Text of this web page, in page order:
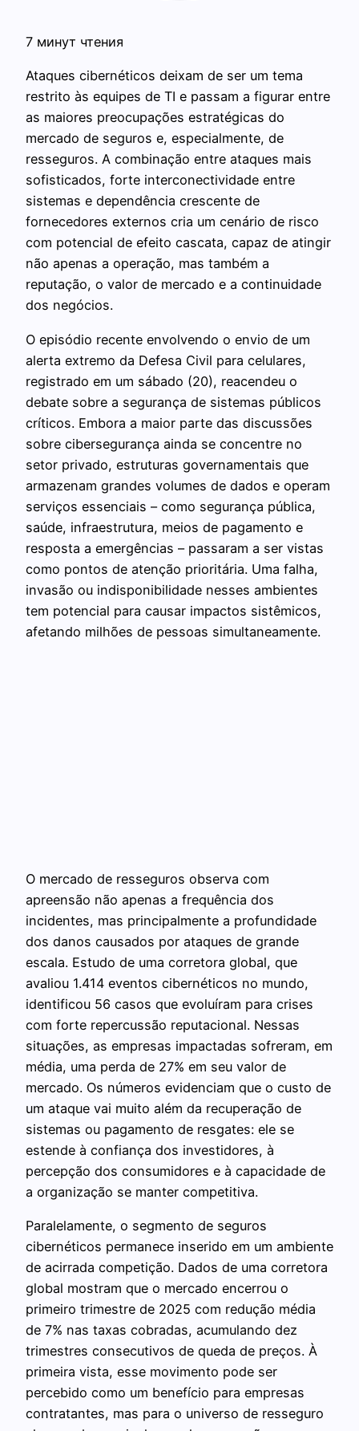
7 минут чтения
Ataques cibernéticos deixam de ser um tema
restrito às equipes de TI e passam a figurar entre
as maiores preocupações estratégicas do
mercado de seguros e, especialmente, de
resseguros. A combinação entre ataques mais
sofisticados, forte interconectividade entre
sistemas e dependência crescente de
fornecedores externos cria um cenário de risco
com potencial de efeito cascata, capaz de atingir
não apenas a operação, mas também a
reputação, o valor de mercado e a continuidade
dos negócios.
O episódio recente envolvendo o envio de um
alerta extremo da Defesa Civil para celulares,
registrado em um sábado (20), reacendeu o
debate sobre a segurança de sistemas públicos
críticos. Embora a maior parte das discussões
sobre cibersegurança ainda se concentre no
setor privado, estruturas governamentais que
armazenam grandes volumes de dados e operam
serviços essenciais – como segurança pública,
saúde, infraestrutura, meios de pagamento e
resposta a emergências – passaram a ser vistas
como pontos de atenção prioritária. Uma falha,
invasão ou indisponibilidade nesses ambientes
tem potencial para causar impactos sistêmicos,
afetando milhões de pessoas simultaneamente.
O mercado de resseguros observa com
apreensão não apenas a frequência dos
incidentes, mas principalmente a profundidade
dos danos causados por ataques de grande
escala. Estudo de uma corretora global, que
avaliou 1.414 eventos cibernéticos no mundo,
identificou 56 casos que evoluíram para crises
com forte repercussão reputacional. Nessas
situações, as empresas impactadas sofreram, em
média, uma perda de 27% em seu valor de
mercado. Os números evidenciam que o custo de
um ataque vai muito além da recuperação de
sistemas ou pagamento de resgates: ele se
estende à confiança dos investidores, à
percepção dos consumidores e à capacidade de
a organização se manter competitiva.
Paralelamente, o segmento de seguros
cibernéticos permanece inserido em um ambiente
de acirrada competição. Dados de uma corretora
global mostram que o mercado encerrou o
primeiro trimestre de 2025 com redução média
de 7% nas taxas cobradas, acumulando dez
trimestres consecutivos de queda de preços. À
primeira vista, esse movimento pode ser
percebido como um benefício para empresas
contratantes, mas para o universo de resseguro